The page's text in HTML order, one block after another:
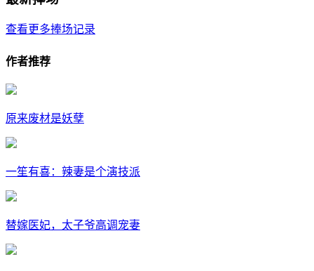
查看更多捧场记录
作者推荐
原来废材是妖孽
一笙有喜：辣妻是个演技派
替嫁医妃，太子爷高调宠妻